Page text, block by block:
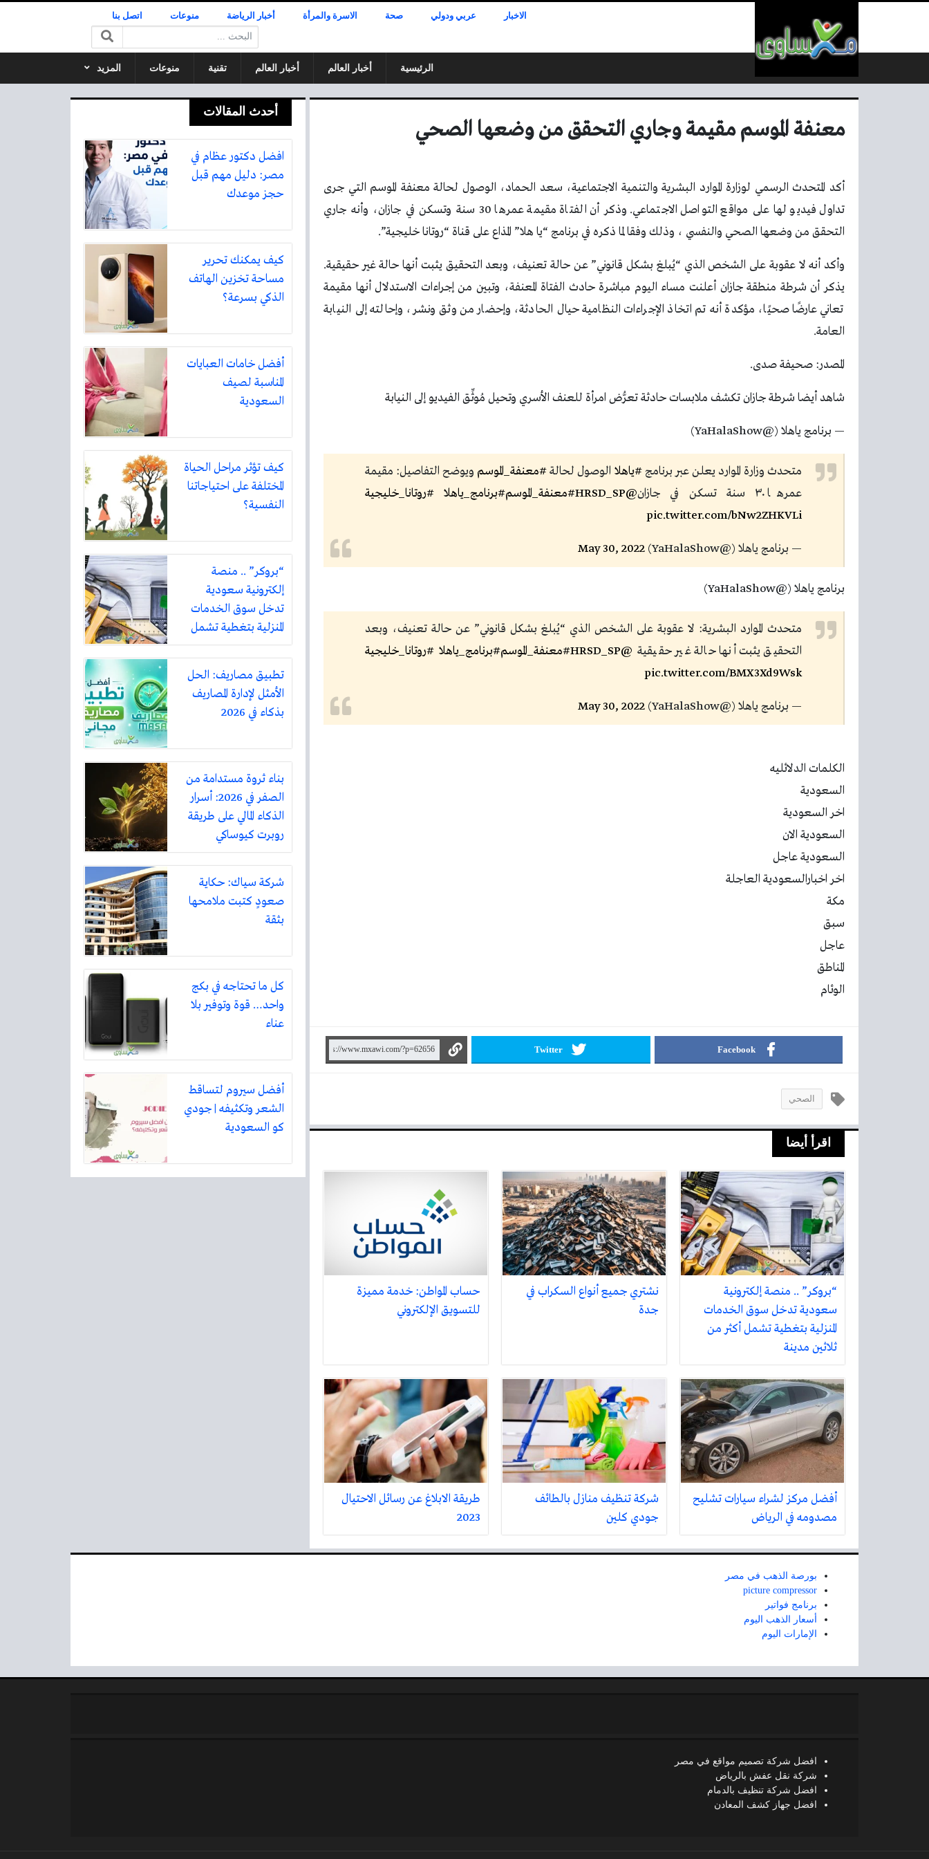
الاخبار عربي ودولي صحة الاسرة والمرأة أخبار الرياضة منوعات اتصل بنا
البحث:
الرئيسية أخبار العالم أخبار العالم تقنية منوعات المزيد
معنفة الموسم مقيمة وجاري التحقق من وضعها الصحي
أكد المتحدث الرسمي لوزارة الموارد البشرية والتنمية الاجتماعية، سعد الحماد، الوصول لحالة معنفة الموسم التي جرى
تداول فيديو لها على مواقع التواصل الاجتماعي. وذكر أن الفتاة مقيمة عمرها 30 سنة وتسكن في جازان، وأنه جاري
التحقق من وضعها الصحي والنفسي ، وذلك وفقا لما ذكره في برنامج “يا هلا” المذاع على قناة “روتانا خليجية”.
وأكد أنه لا عقوبة على الشخص الذي “يُبلغ بشكل قانوني” عن حالة تعنيف، وبعد التحقيق يثبت أنها حالة غير حقيقية.
يذكر أن شرطة منطقة جازان أعلنت مساء اليوم مباشرة حادث الفتاة المعنفة، وتبين من إجراءات الاستدلال أنها مقيمة
تعاني عارضًا صحيًا، مؤكدة أنه تم اتخاذ الإجراءات النظامية حيال الحادثة، وإحضار من وثق ونشر، وإحالته إلى النيابة
العامة.
المصدر: صحيفة صدى.
شاهد أيضا شرطة جازان تكشف ملابسات حادثة تعرُّض امرأة للعنف الأسري وتحيل مُوثِّق الفيديو إلى النيابة
— برنامج ياهلا (@YaHalaShow)
متحدث وزارة الموارد يعلن عبر برنامج#ياهلا الوصول لحالة#معنفة_الموسم ويوضح التفاصيل: مقيمة
عمرها ٣٠ سنة تسكن في جازان
@HRSD_SP #معنفة_الموسم#برنامج_ياهلا
#روتانا_خليجية
pic.twitter.com/bNw2ZHKVLi
— برنامج ياهلا (@YaHalaShow) May 30, 2022
برنامج ياهلا (@YaHalaShow)
متحدث الموارد البشرية: لا عقوبة على الشخص الذي “يُبلغ بشكل قانوني” عن حالة تعنيف، وبعد
التحقيق يثبت أنها حالة غير حقيقية @HRSD_SP #معنفة_الموسم#برنامج_ياهلا #روتانا_خليجية
pic.twitter.com/BMX3Xd9Wsk
— برنامج ياهلا (@YaHalaShow) May 30, 2022
الكلمات الدلائليه
السعودية
اخر السعودية
السعودية الان
السعودية عاجل
اخر اخبارالسعودية العاجلة
مكة
سبق
عاجل
المناطق
الوئام
Facebook
Twitter
الصحي
اقرأ أيضا
“بروكر” .. منصة إلكترونية
سعودية تدخل سوق الخدمات
المنزلية بتغطية تشمل أكثر من
ثلاثين مدينة
نشتري جميع أنواع السكراب في
جدة
حساب المواطن: خدمة مميزة
للتسويق الإلكتروني
أفضل مركز لشراء سيارات تشليح
مصدومه في الرياض
شركة تنظيف منازل بالطائف
جودي كلين
طريقة الابلاغ عن رسائل الاحتيال
2023
أحدث المقالات
افضل دكتور عظام في
مصر: دليل مهم قبل
حجز موعدك
كيف يمكنك تحرير
مساحة تخزين الهاتف
الذكي بسرعة؟
أفضل خامات العبايات
المناسبة لصيف
السعودية
كيف تؤثر مراحل الحياة
المختلفة على احتياجاتنا
النفسية؟
“بروكر” .. منصة
إلكترونية سعودية
تدخل سوق الخدمات
المنزلية بتغطية تشمل
أكثر من ثلاثين مدينة
تطبيق مصاريف: الحل
الأمثل لإدارة المصاريف
بذكاء في 2026
بناء ثروة مستدامة من
الصفر في 2026: أسرار
الذكاء المالي على طريقة
روبرت كيوساكي
شركة سياك: حكاية
صعودٍ كتبت ملامحها
بثقة
كل ما تحتاجه في بكج
واحد… قوة وتوفير بلا
عناء
أفضل سيروم لتساقط
الشعر وتكثيفه | جودي
كو السعودية
بورصة الذهب في مصر
picture compressor
برنامج فواتير
أسعار الذهب اليوم
الإمارات اليوم
افضل شركة تصميم مواقع في مصر
شركة نقل عفش بالرياض
افضل شركة تنظيف بالدمام
افضل جهاز كشف المعادن